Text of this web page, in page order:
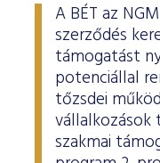
A BÉT az
szerződés
támogatást
potenciállal
tőzsdei
vállalkozások
szakmai